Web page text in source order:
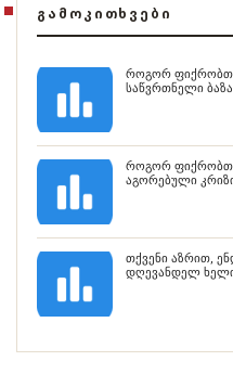
ᲒᲐᲛᲝᲙᲘᲗᲮᲕᲔᲑᲘ
როგორ ფიქრობთ,
საწვრთნელი
როგორ
აგორებული
თქვენი აზრით,
დღევანდელ